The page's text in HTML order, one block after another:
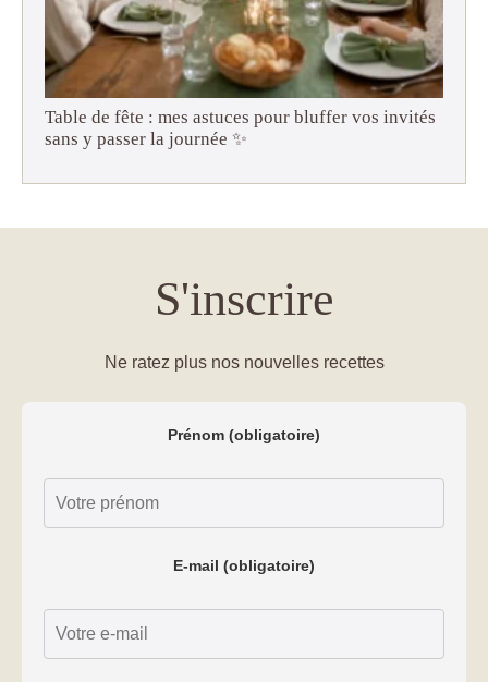
Table de fête : mes astuces pour bluffer vos invités
sans y passer la journée ✨
S'inscrire
Ne ratez plus nos nouvelles recettes
Prénom (obligatoire)
E-mail (obligatoire)